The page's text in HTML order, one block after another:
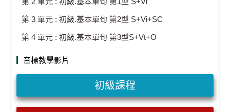
第 3 單元 : 初級.基本單句 第2型 S+Vi+SC
第 4 單元 : 初級.基本單句 第3型S+Vt+O
音標教學影片
初級課程